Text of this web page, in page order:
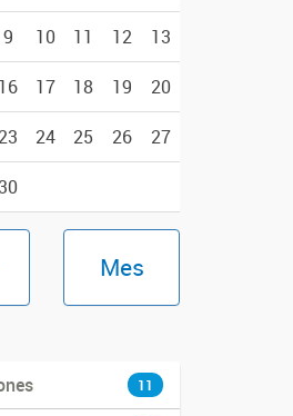
9 10 11 12 13
16 17 18 19 20
23 24 25 26 27
Mes
11